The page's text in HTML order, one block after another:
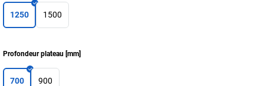
1250 1500
Profondeur plateau [mm]
700 900